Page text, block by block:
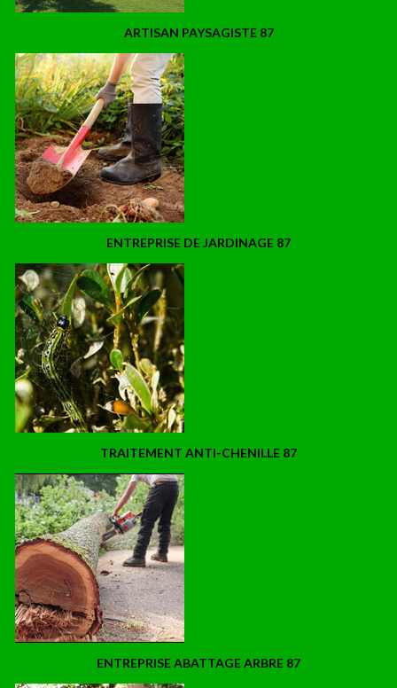
ARTISAN PAYSAGISTE 87
ENTREPRISE DE JARDINAGE 87
TRAITEMENT ANTI-CHENILLE 87
ENTREPRISE ABATTAGE ARBRE 87